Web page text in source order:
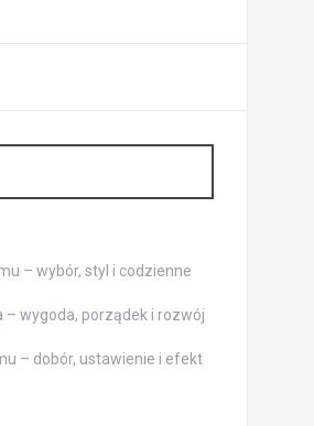
– wybór, styl i codzienne
– wygoda, porządek i rozwój
– dobór, ustawienie i efekt